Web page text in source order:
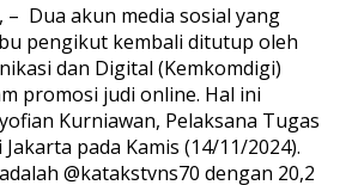
– Dua akun media sosial yang
pengikut kembali ditutup oleh
dan Digital (Kemkomdigi)
promosi judi online. Hal ini
Kurniawan, Pelaksana Tugas
pada Kamis (14/11/2024).
@katakstvns70 dengan 20,2